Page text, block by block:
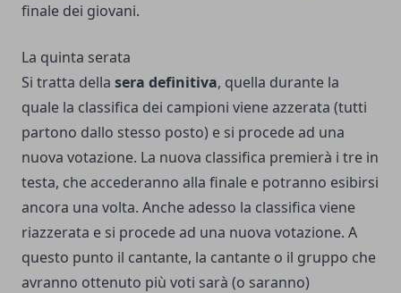
finale dei giovani.
La quinta serata
Si tratta della sera definitiva, quella durante la
quale la classifica dei campioni viene azzerata (tutti
partono dallo stesso posto) e si procede ad una
nuova votazione. La nuova classifica premierà i tre in
testa, che accederanno alla finale e potranno esibirsi
ancora una volta. Anche adesso la classifica viene
riazzerata e si procede ad una nuova votazione. A
questo punto il cantante, la cantante o il gruppo che
avranno ottenuto più voti sarà (o saranno)